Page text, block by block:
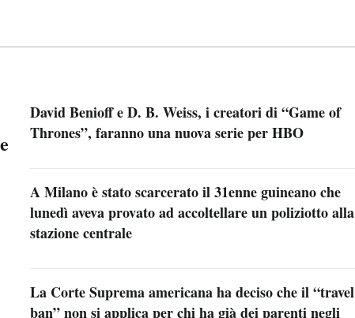
David Benioff e D. B. Weiss, i creatori di “Game of
Thrones”, faranno una nuova serie per HBO
A Milano è stato scarcerato il 31enne guineano che
lunedì aveva provato ad accoltellare un poliziotto alla
stazione centrale
La Corte Suprema americana ha deciso che il “travel
ban” non si applica per chi ha già dei parenti negli